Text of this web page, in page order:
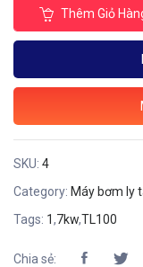
Thêm Giỏ
SKU: 4
Category: Máy bơm ly
Tags: 1,7kw,TL100
Chia sẻ: